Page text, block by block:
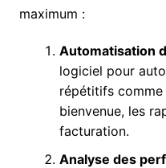
maximum :
Automatisation
logiciel pour
répétitifs comme
bienvenue, les
facturation.
Analyse des